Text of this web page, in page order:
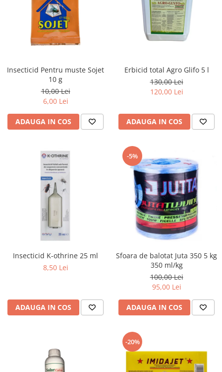
Insecticid Pentru muste Sojet
10 g
10,00 Lei
6,00 Lei
ADAUGA IN COS
Erbicid total Agro Glifo 5 l
130,00 Lei
120,00 Lei
ADAUGA IN COS
Insecticid K-othrine 25 ml
8,50 Lei
ADAUGA IN COS
-5%
Sfoara de balotat Juta 350 5 kg
350 ml/kg
100,00 Lei
95,00 Lei
ADAUGA IN COS
-20%